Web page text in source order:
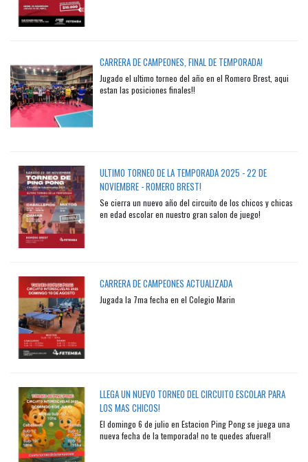
CARRERA DE CAMPEONES, FINAL DE TEMPORADA!
Jugado el ultimo torneo del año en el Romero Brest, aqui
estan las posiciones finales!!
ULTIMO TORNEO DE LA TEMPORADA 2025 - 22 DE
NOVIEMBRE - ROMERO BREST!
Se cierra un nuevo año del circuito de los chicos y chicas
en edad escolar en nuestro gran salon de juego!
CARRERA DE CAMPEONES ACTUALIZADA
Jugada la 7ma fecha en el Colegio Marin
LLEGA UN NUEVO TORNEO DEL CIRCUITO ESCOLAR PARA
LOS MAS CHICOS!
El domingo 6 de julio en Estacion Ping Pong se juega una
nueva fecha de la temporada! no te quedes afuera!!